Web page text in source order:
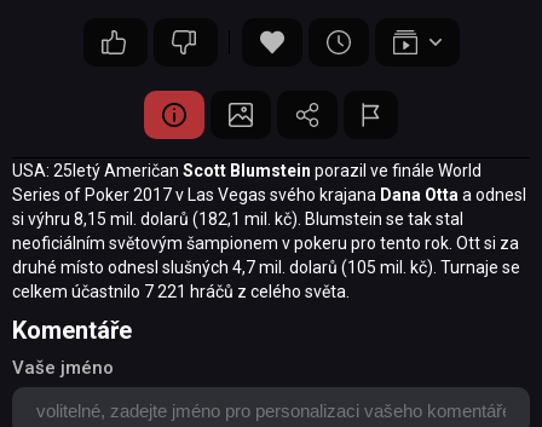
USA: 25letý Američan Scott Blumstein porazil ve finále World
Series of Poker 2017 v Las Vegas svého krajana Dana Otta a odnesl
si výhru 8,15 mil. dolarů (182,1 mil. kč). Blumstein se tak stal
neoficiálním světovým šampionem v pokeru pro tento rok. Ott si za
druhé místo odnesl slušných 4,7 mil. dolarů (105 mil. kč). Turnaje se
celkem účastnilo 7 221 hráčů z celého světa.
Komentáře
Vaše jméno